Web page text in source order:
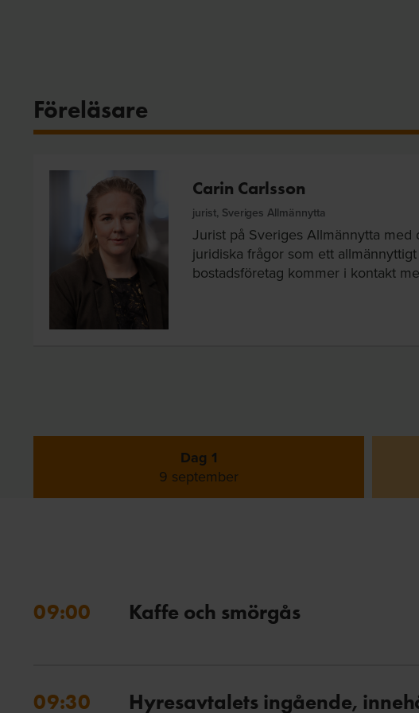
Föreläsare
Carin Carlsson
jurist, Sveriges Allmännytta
Jurist på Sveriges Allmännytta med
juridiska frågor som ett allmännyttigt
bostadsföretag kommer i kontakt
Dag 1
9 september
09:00 Kaffe och smörgås
09:30 Hyresavtalets ingående,